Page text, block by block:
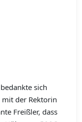
sich
der Rektorin
Freißler, dass